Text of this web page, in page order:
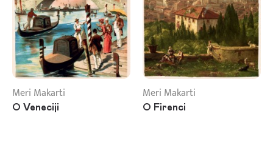
Meri Makarti
O Veneciji
Meri Makarti
O Firenci